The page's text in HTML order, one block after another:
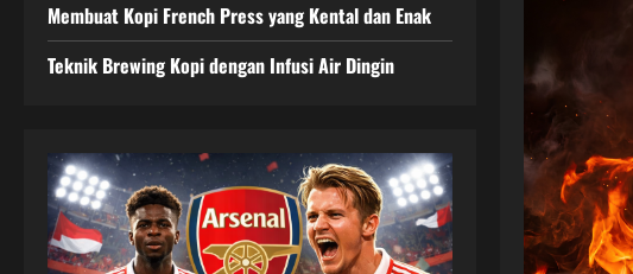
Membuat Kopi French Press yang Kental dan Enak
Teknik Brewing Kopi dengan Infusi Air Dingin